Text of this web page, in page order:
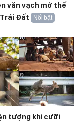
văn vạch mở thế
Đất
Nổi bật
tượng khỉ cưỡi